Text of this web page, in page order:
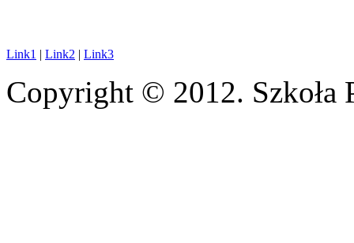
Link1 | Link2 | Link3
Copyright © 2012. Szkoła